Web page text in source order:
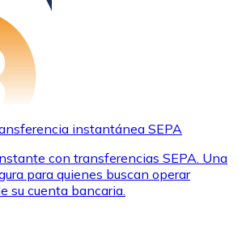
instantánea SEPA
con transferencias SEPA. Una
para quienes buscan operar
su cuenta bancaria.